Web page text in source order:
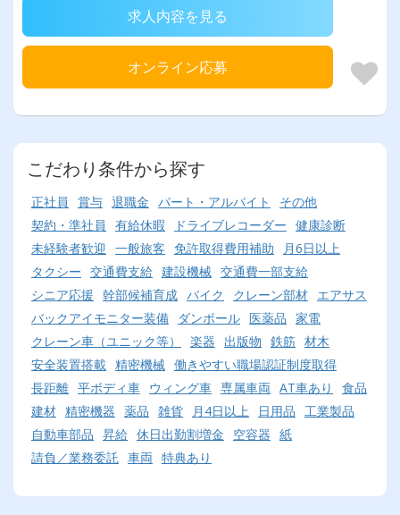
求人内容を見る
オンライン応募
こだわり条件から探す
正社員 賞与 退職金 パート・アルバイト
その他
契約・準社員
有給休暇 ドライブレコーダー 健康診断
未経験者歓迎 一般旅客 免許取得費用補助
月6日以上
タクシー 交通費支給 建設機械 交通費一部支給
シニア応援 幹部候補育成 バイク クレーン部材 エアサス
バックアイモニター装備
ダンボール 医薬品 家電
クレーン車（ユニック等）
楽器 出版物 鉄筋 材木
安全装置搭載 精密機械 働きやすい職場認証制度取得
長距離 平ボディ車 ウィング車 専属車両 AT車あり
食品
建材 精密機器 薬品 雑貨 月4日以上 日用品 工業製品
自動車部品 昇給 休日出勤割増金 空容器 紙
請負／業務委託 車両 特典あり